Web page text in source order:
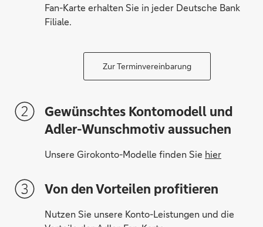
Fan-Karte erhalten Sie in jeder Deutsche Bank
Filiale.
Zur Terminvereinbarung
Gewünschtes Kontomodell und
Adler-Wunschmotiv aussuchen
Unsere Girokonto-Modelle finden Sie hier
Von den Vorteilen profitieren
Nutzen Sie unsere Konto-Leistungen und die